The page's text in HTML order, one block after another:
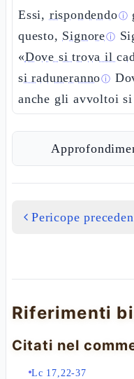
Essi, rispondendoⓘ
questo, Signoreⓘ
«Dove si trova il
si radunerannoⓘ
anche gli avvoltoi si
Pericope
Riferimenti
Citati nel
Lc 17,22-37